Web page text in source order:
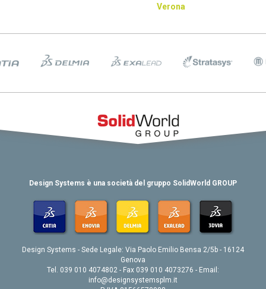
Verona
Design Systems è una società del gruppo SolidWorld GROUP
Design Systems - Sede Legale: Via Paolo Emilio Bensa 2/5b - 16124
Genova
Tel. 039 010 4074802 - Fax 039 010 4073276 - Email:
info@designsystemsplm.it